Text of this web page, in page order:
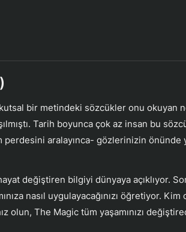
bir metindeki sözcükler onu okuyan
Tarih boyunca çok az insan bu
aralayınca- gözlerinizin önünde
değiştiren bilgiyi dünyaya açıklıyor.
nasıl uygulayacağınızı öğretiyor.
olun, The Magic tüm yaşamınızı